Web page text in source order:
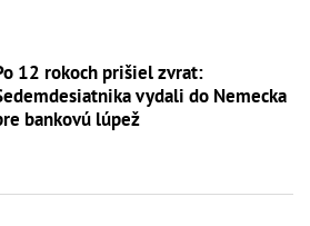
12 rokoch prišiel zvrat:
vydali do Nemecka
bankovú lúpež